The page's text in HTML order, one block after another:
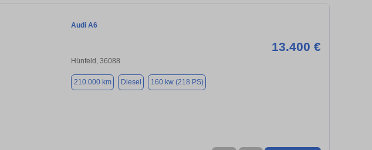
Audi A6
13.400 €
Hünfeld, 36088
210.000 km Diesel 160 kw (218 PS)